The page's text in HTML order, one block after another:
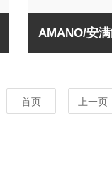
AMANO/安
首页 上一页